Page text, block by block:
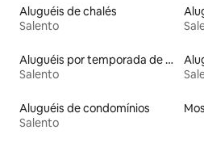
Aluguéis de chalés
Salento
Aluguéis por temporada de acomodações de luxo
Salento
Aluguéis de condomínios
Salento